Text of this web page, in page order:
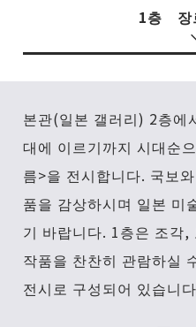
1층 장
본관(일본 갤러리) 2층에
대에 이르기까지 시대순
름>을 전시합니다. 국보
품을 감상하시며 일본 미
기 바랍니다. 1층은 조각
작품을 찬찬히 관람하실
전시로 구성되어 있습니